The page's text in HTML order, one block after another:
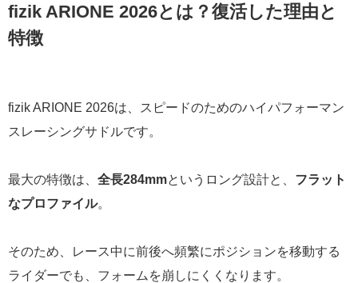
fizik ARIONE 2026とは？復活した理由と
特徴
fizik ARIONE 2026は、スピードのためのハイパフォーマン
スレーシングサドルです。
最大の特徴は、 全長284mmというロング設計と、 フラット
なプロファイル。
そのため、レース中に前後へ頻繁にポジションを移動する
ライダーでも、フォームを崩しにくくなります。